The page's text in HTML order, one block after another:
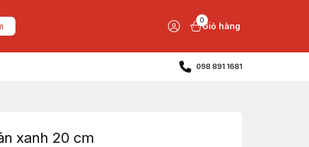
0
Giỏ hàng
098 891 1681
xanh 20 cm